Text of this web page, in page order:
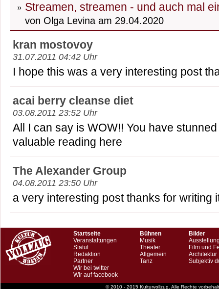
Streamen, streamen - und auch mal
von Olga Levina am 29.04.2020
kran mostovoy
31.07.2011 04:42 Uhr
I hope this was a very interesting post
acai berry cleanse diet
03.08.2011 23:52 Uhr
All I can say is WOW!! You have
valuable reading here
The Alexander Group
04.08.2011 23:50 Uhr
a very interesting post thanks for writing
Startseite
Veranstaltungen
Statut
Redaktion
Partner
Wir bei twitter
Wir auf facebook
Bühnen
Musik
Theater
Allgemein
Tanz
Bilder
Film und
Architektur
Subjektiv
© 2010 - 2015 Kulturvollzug. Alle Rechte